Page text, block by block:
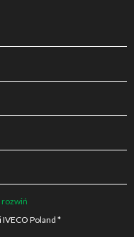
rozwiń
Poland *